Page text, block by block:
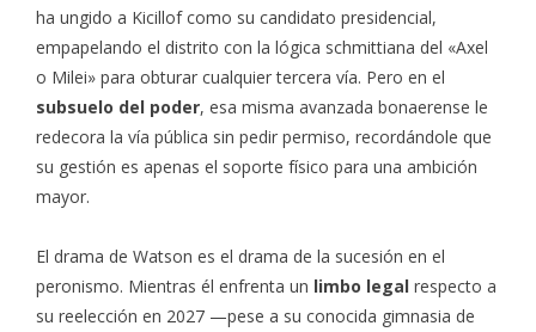
ha ungido a Kicillof como su candidato presidencial,
empapelando el distrito con la lógica schmittiana del «Axel
o Milei» para obturar cualquier tercera vía. Pero en el
subsuelo del poder, esa misma avanzada bonaerense le
redecora la vía pública sin pedir permiso, recordándole que
su gestión es apenas el soporte físico para una ambición
mayor.
El drama de Watson es el drama de la sucesión en el
peronismo. Mientras él enfrenta un limbo legal respecto a
su reelección en 2027 —pese a su conocida gimnasia de